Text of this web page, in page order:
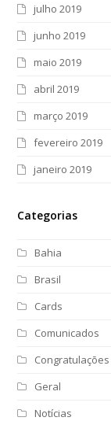
julho 2019
junho 2019
maio 2019
abril 2019
março 2019
fevereiro 2019
janeiro 2019
Categorias
Bahia
Brasil
Cards
Comunicados
Congratulações
Geral
Notícias